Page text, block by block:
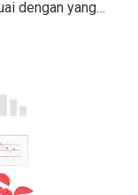
dengan yang…